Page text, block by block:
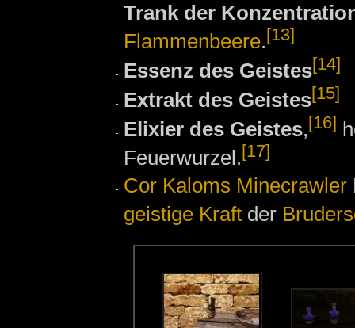
Trank der
Flammenbeere.[13]
Essenz des Geistes[14]
Extrakt des Geistes[15]
Elixier des Geistes, [16]
Feuerwurzel.[17]
Cor Kaloms Minecrawler
geistige Kraft der